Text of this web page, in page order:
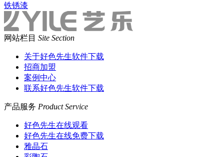
铁锈漆
网站栏目 Site Section
关于好色先生软件下载
招商加盟
案例中心
联系好色先生软件下载
产品服务 Product Service
好色先生在线观看
好色先生在线免费下载
雅晶石